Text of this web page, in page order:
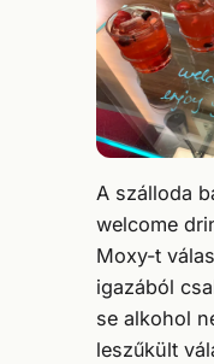
A szálloda
welcome
Moxy-t
igazából
se alkohol
leszűkült